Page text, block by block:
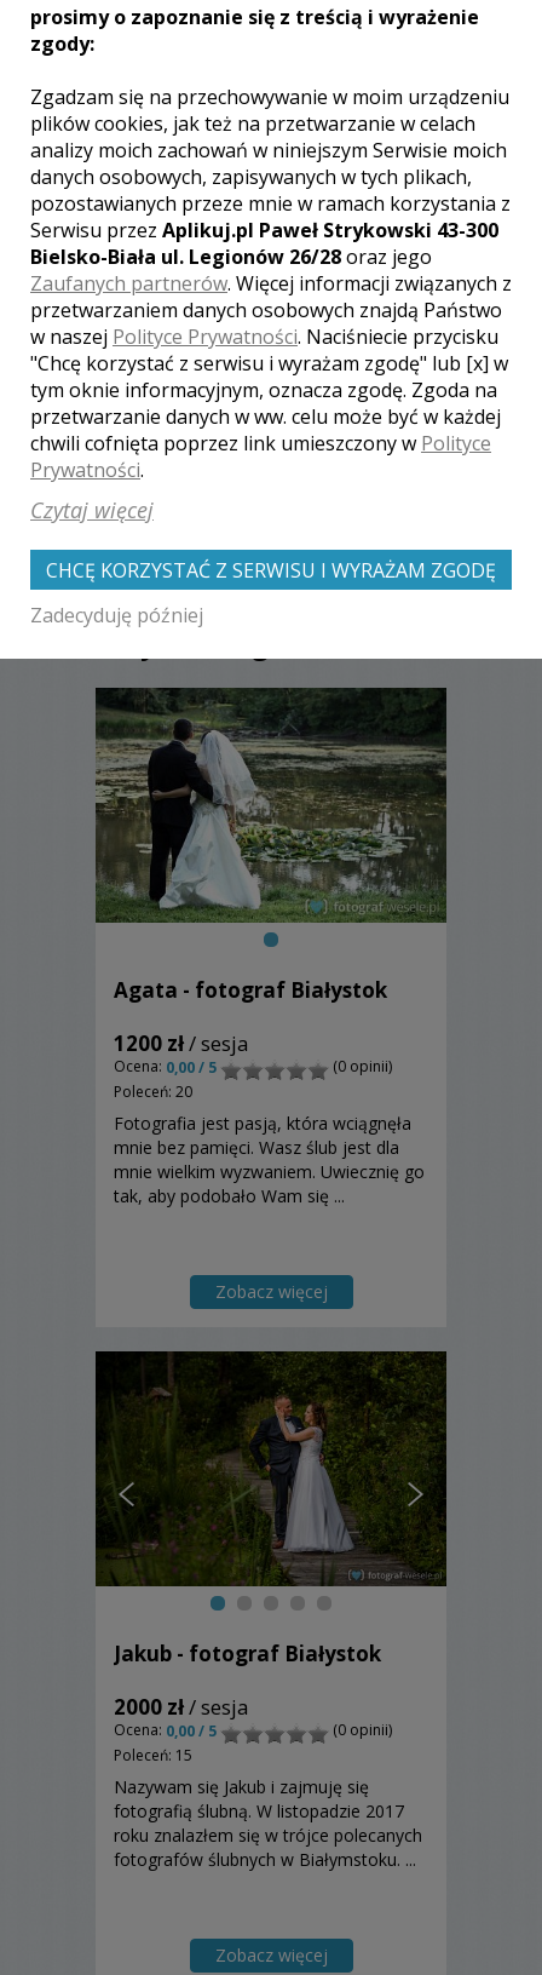
Canon 24-70 mm F2.8
Canon 85 mm F1.8
Canon 35 mm F1.4
Opinie o fotografie (0)
[ brak komentarzy ]
Zobacz także galerie
Agata - fotograf Białystok
1200 zł/ sesja
Ocena: 0,00 / 5
(0 opinii)
Poleceń: 20
Fotografia jest pasją, która wciągnęła
mnie bez pamięci. Wasz ślub jest dla
mnie wielkim wyzwaniem. Uwiecznię go
tak, aby podobało Wam się ...
Zobacz więcej
Jakub - fotograf Białystok
2000 zł/ sesja
Ocena: 0,00 / 5
(0 opinii)
Poleceń: 15
Nazywam się Jakub i zajmuję się
fotografią ślubną. W listopadzie 2017
roku znalazłem się w trójce polecanych
fotografów ślubnych w Białymstoku. ...
Zobacz więcej
prosimy o zapoznanie się z treścią i wyrażenie
zgody:
Zgadzam się na przechowywanie w moim urządzeniu
plików cookies, jak też na przetwarzanie w celach
analizy moich zachowań w niniejszym Serwisie moich
danych osobowych, zapisywanych w tych plikach,
pozostawianych przeze mnie w ramach korzystania z
Serwisu przez Aplikuj.pl Paweł Strykowski 43-300
Bielsko-Biała ul. Legionów 26/28oraz jego
Zaufanych partnerów. Więcej informacji związanych z
przetwarzaniem danych osobowych znajdą Państwo
w naszej Polityce Prywatności. Naciśniecie przycisku
"Chcę korzystać z serwisu i wyrażam zgodę" lub [x] w
tym oknie informacyjnym, oznacza zgodę. Zgoda na
przetwarzanie danych w ww. celu może być w każdej
chwili cofnięta poprzez link umieszczony w Polityce
Prywatności.
Czytaj więcej
CHCĘ KORZYSTAĆ Z SERWISU I WYRAŻAM ZGODĘ
Zadecyduję później